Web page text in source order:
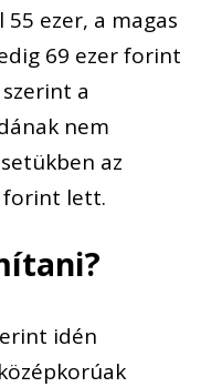
ezer, a magas
69 ezer forint
a
nem
az
forint lett.
idén